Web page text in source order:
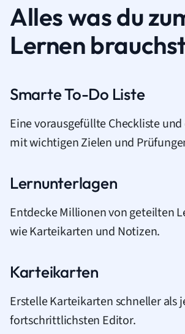
Alles was du
Lernen
Smarte To-Do Liste
Eine vorausgefüllte Checkliste
mit wichtigen Zielen und
Lernunterlagen
Entdecke Millionen von geteilten
wie Karteikarten und Notizen.
Karteikarten
Erstelle Karteikarten schneller als
fortschrittlichsten Editor.